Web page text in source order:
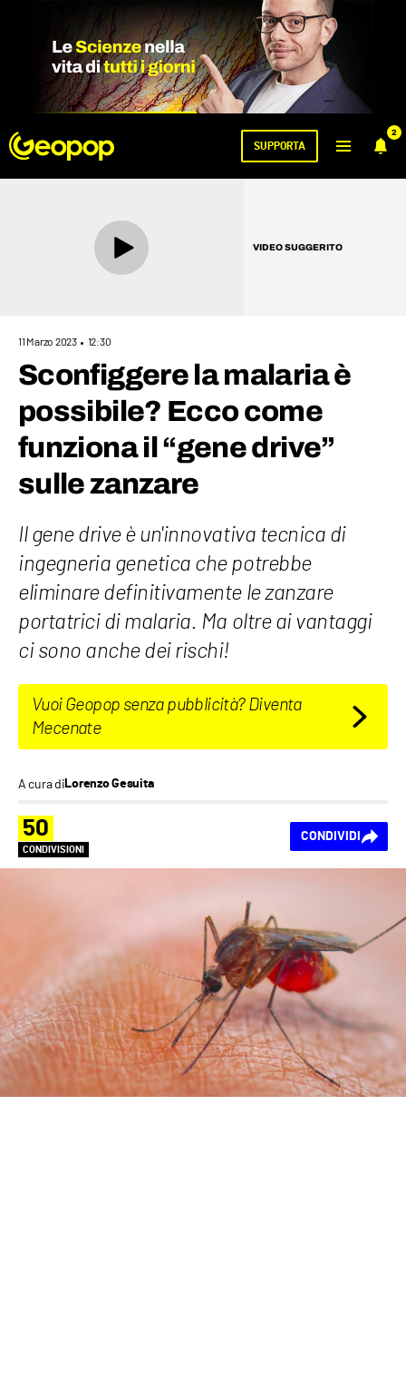
2
SUPPORTA
VIDEO SUGGERITO
11 Marzo 2023 12:30
Sconfiggere la malaria è
possibile? Ecco come
funziona il “gene drive”
sulle zanzare
Il gene drive è un'innovativa tecnica di
ingegneria genetica che potrebbe
eliminare definitivamente le zanzare
portatrici di malaria. Ma oltre ai vantaggi
ci sono anche dei rischi!
Vuoi Geopop senza pubblicità? Diventa
Mecenate
A cura diLorenzo Gesuita
50
CONDIVISIONI
CONDIVIDI